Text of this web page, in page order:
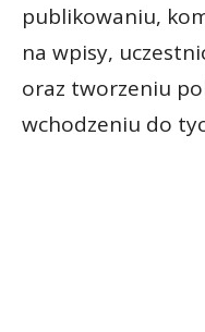
publikowaniu,
na wpisy,
oraz tworzeniu
wchodzeniu do